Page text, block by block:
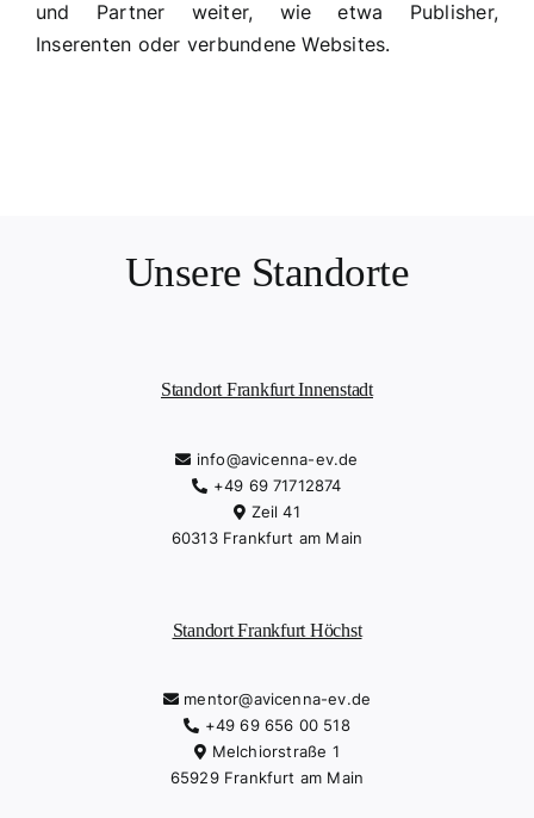
und Partner weiter, wie etwa Publisher,
Inserenten oder verbundene Websites.
Unsere Standorte
Standort Frankfurt Innenstadt
info@avicenna-ev.de
+49 69 71712874
Zeil 41
60313 Frankfurt am Main
Standort Frankfurt Höchst
mentor@avicenna-ev.de
+49 69 656 00 518
Melchiorstraße 1
65929 Frankfurt am Main